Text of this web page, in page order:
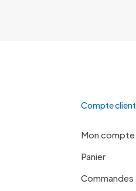
Compte client
Mon compte
Panier
Commandes